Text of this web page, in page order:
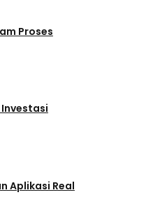
Proses
Aplikasi Real